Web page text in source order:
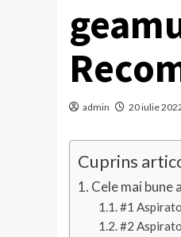
admin 20 iulie
Cuprins
Cele mai bune
#1
#2